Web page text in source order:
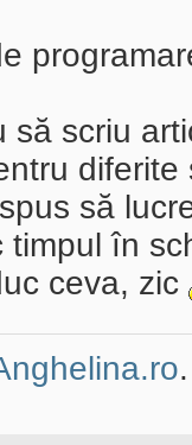
să scriu
să
timpul în
ceva, zic
.